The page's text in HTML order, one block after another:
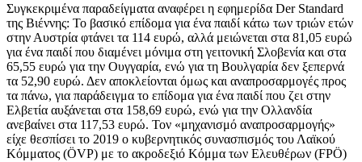
Συγκεκριμένα παραδείγματα αναφέρει η εφημερίδα Der Standard
της Βιέννης: Το βασικό επίδομα για ένα παιδί κάτω των τριών ετών
στην Αυστρία φτάνει τα 114 ευρώ, αλλά μειώνεται στα 81,05 ευρώ
για ένα παιδί που διαμένει μόνιμα στη γειτονική Σλοβενία και στα
65,55 ευρώ για την Ουγγαρία, ενώ για τη Βουλγαρία δεν ξεπερνά
τα 52,90 ευρώ. Δεν αποκλείονται όμως και αναπροσαρμογές προς
τα πάνω, για παράδειγμα το επίδομα για ένα παιδί που ζει στην
Ελβετία αυξάνεται στα 158,69 ευρώ, ενώ για την Ολλανδία
ανεβαίνει στα 117,53 ευρώ. Τον «μηχανισμό αναπροσαρμογής»
είχε θεσπίσει το 2019 ο κυβερνητικός συνασπισμός του Λαϊκού
Κόμματος (ÖVP) με το ακροδεξιό Κόμμα των Ελευθέρων (FPÖ)